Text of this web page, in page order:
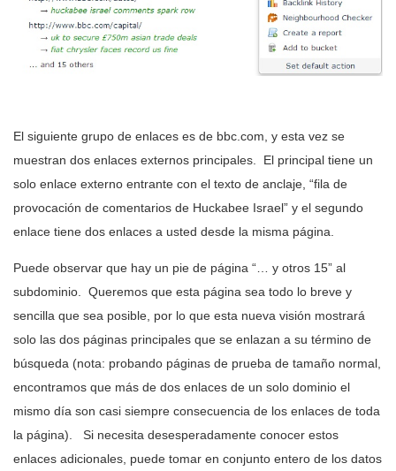
El siguiente grupo de enlaces es de bbc.com, y esta vez se
muestran dos enlaces externos principales. El principal tiene un
solo enlace externo entrante con el texto de anclaje, “fila de
provocación de comentarios de Huckabee Israel” y el segundo
enlace tiene dos enlaces a usted desde la misma página.
Puede observar que hay un pie de página “… y otros 15” al
subdominio. Queremos que esta página sea todo lo breve y
sencilla que sea posible, por lo que esta nueva visión mostrará
solo las dos páginas principales que se enlazan a su término de
búsqueda (nota: probando páginas de prueba de tamaño normal,
encontramos que más de dos enlaces de un solo dominio el
mismo día son casi siempre consecuencia de los enlaces de toda
la página). Si necesita desesperadamente conocer estos
enlaces adicionales, puede tomar en conjunto entero de los datos